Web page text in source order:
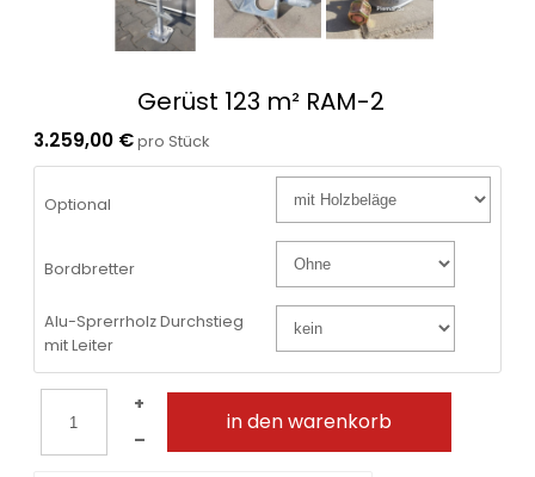
Gerüst 123 m² RAM-2
3.259,00 €pro Stück
Optional
Bordbretter
Alu-Sprerrholz Durchstieg
mit Leiter
+
–
in den warenkorb